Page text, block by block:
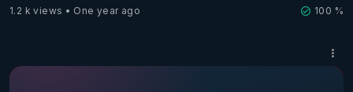
1.2 k views One year ago 100 %